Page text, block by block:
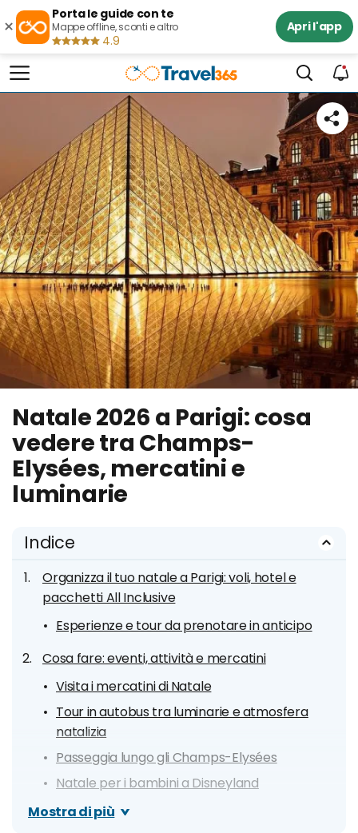
×
Porta le guide con te
Mappe offline, sconti e altro
4.9
Apri l'app
Natale 2026 a Parigi: cosa
vedere tra Champs-
Elysées, mercatini e
luminarie
Indice
Organizza il tuo natale a Parigi: voli, hotel e
pacchetti All Inclusive
Esperienze e tour da prenotare in anticipo
Cosa fare: eventi, attività e mercatini
Visita i mercatini di Natale
Tour in autobus tra luminarie e atmosfera
natalizia
Passeggia lungo gli Champs-Elysées
Natale per i bambini a Disneyland
Crociera con cena sulla Senna
Mostra di più